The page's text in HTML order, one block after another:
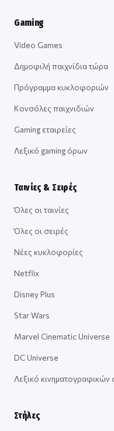
Gaming
Video Games
Δημοφιλή παιχνίδια τώρα
Πρόγραμμα κυκλοφοριών
Κονσόλες παιχνιδιών
Gaming εταιρείες
Λεξικό gaming όρων
Ταινίες & Σειρές
Όλες οι ταινίες
Όλες οι σειρές
Νέες κυκλοφορίες
Netflix
Disney Plus
Star Wars
Marvel Cinematic Universe
DC Universe
Λεξικό κινηματογραφικών
Στήλες